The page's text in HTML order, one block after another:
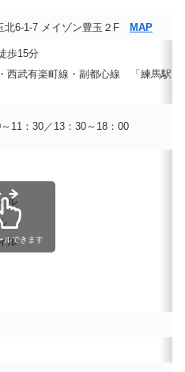
北6-1-7 メイゾン豊玉２F MAP
歩15分
西武有楽町線・副都心線 「練馬駅」
～11：30／13：30～18：00
ル
ル
ルできます